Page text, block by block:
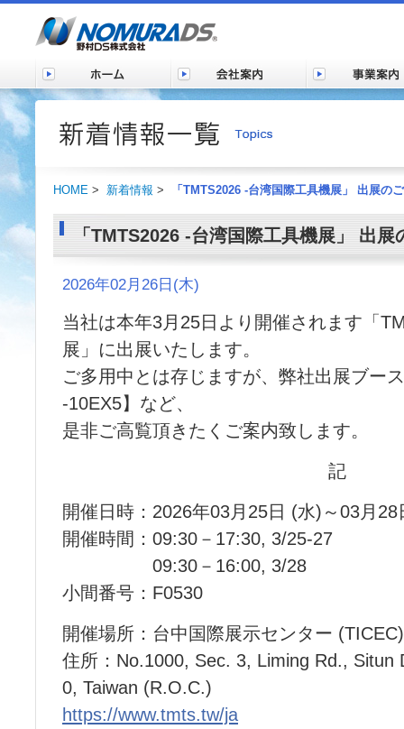
HOME > 新着情報 > 「TMTS2026 -台湾国際工具機展」 出展の
「TMTS2026 -台湾国際工具機展」 出展
2026年02月26日(木)
当社は本年3月25日より開催されます「
展」に出展いたします。
ご多用中とは存じますが、弊社出展ブー
-10EX5】など、
是非ご高覧頂きたくご案内致します。
記
開催日時：2026年03月25日 (水)～03月28
開催時間：09:30－17:30, 3/25-27
09:30－16:00, 3/28
小間番号：F0530
開催場所：台中国際展示センター (TICEC)
住所：No.1000, Sec. 3, Liming Rd., Situn
0, Taiwan (R.O.C.)
https://www.tmts.tw/ja